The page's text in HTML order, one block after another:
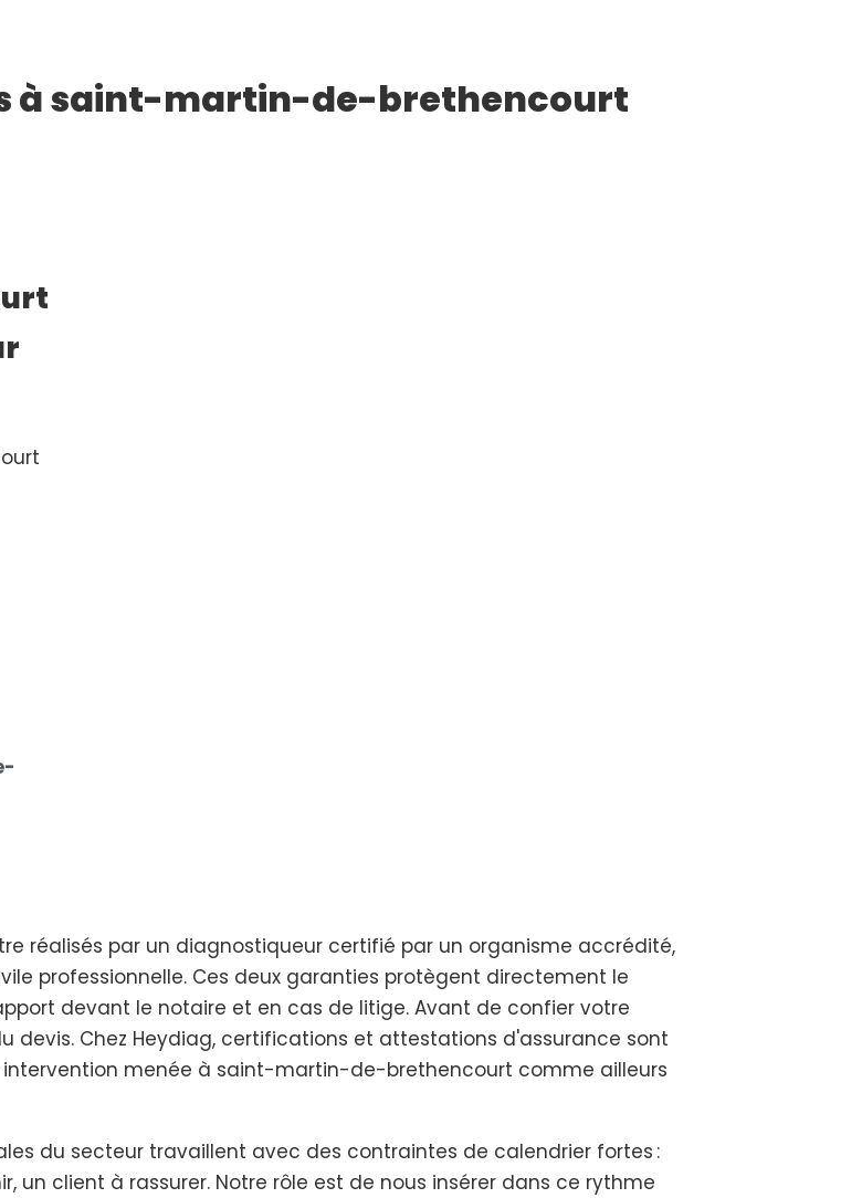
à saint-martin-de-brethencourt
réalisés par un diagnostiqueur certifié par un organisme accrédité,
professionnelle. Ces deux garanties protègent directement le
devant le notaire et en cas de litige. Avant de confier votre
devis. Chez Heydiag, certifications et attestations d'assurance sont
menée à saint-martin-de-brethencourt comme ailleurs
du secteur travaillent avec des contraintes de calendrier fortes :
un client à rassurer. Notre rôle est de nous insérer dans ce rythme